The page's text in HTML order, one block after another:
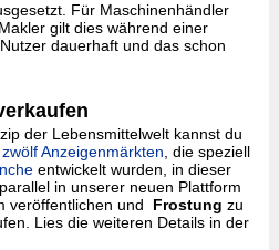
Für Maschinenhändler
gilt dies während einer
dauerhaft und das schon
der Lebensmittelwelt kannst du
zwölf Anzeigenmärkten , die speziell
entwickelt wurden, in dieser
in unserer neuen Plattform
veröffentlichen und Frostung zu
Lies die weiteren Details in der